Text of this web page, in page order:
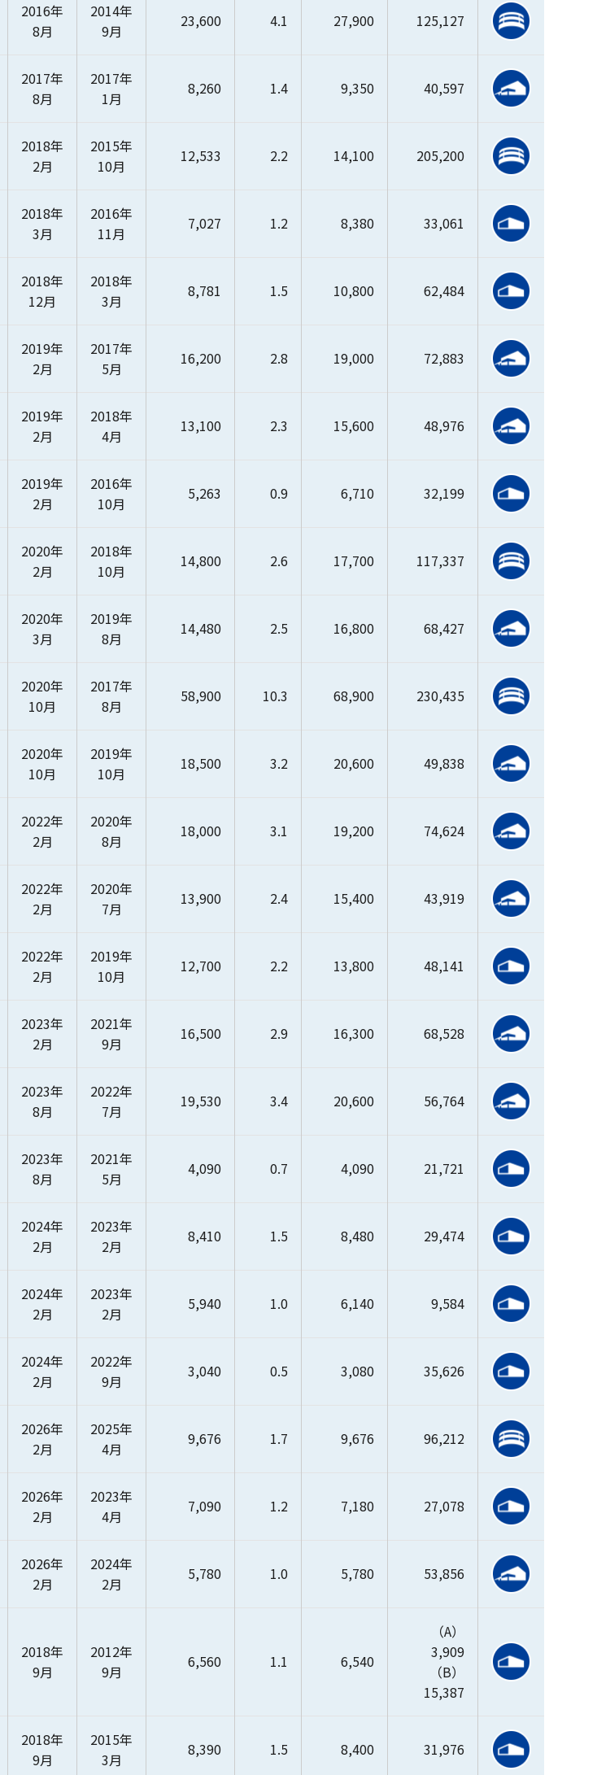
2016年
8月
2014年
9月
23,600 4.1 27,900 125,127
2017年
8月
2017年
1月
8,260 1.4 9,350 40,597
2018年
2月
2015年
10月
12,533 2.2 14,100 205,200
2018年
3月
2016年
11月
7,027 1.2 8,380 33,061
2018年
12月
2018年
3月
8,781 1.5 10,800 62,484
2019年
2月
2017年
5月
16,200 2.8 19,000 72,883
2019年
2月
2018年
4月
13,100 2.3 15,600 48,976
2019年
2月
2016年
10月
5,263 0.9 6,710 32,199
2020年
2月
2018年
10月
14,800 2.6 17,700 117,337
2020年
3月
2019年
8月
14,480 2.5 16,800 68,427
2020年
10月
2017年
8月
58,900 10.3 68,900 230,435
2020年
10月
2019年
10月
18,500 3.2 20,600 49,838
2022年
2月
2020年
8月
18,000 3.1 19,200 74,624
2022年
2月
2020年
7月
13,900 2.4 15,400 43,919
2022年
2月
2019年
10月
12,700 2.2 13,800 48,141
2023年
2月
2021年
9月
16,500 2.9 16,300 68,528
2023年
8月
2022年
7月
19,530 3.4 20,600 56,764
2023年
8月
2021年
5月
4,090 0.7 4,090 21,721
2024年
2月
2023年
2月
8,410 1.5 8,480 29,474
2024年
2月
2023年
2月
5,940 1.0 6,140 9,584
2024年
2月
2022年
9月
3,040 0.5 3,080 35,626
2026年
2月
2025年
4月
9,676 1.7 9,676 96,212
2026年
2月
2023年
4月
7,090 1.2 7,180 27,078
2026年
2月
2024年
2月
5,780 1.0 5,780 53,856
2018年
9月
2012年
9月
6,560 1.1 6,540
（A）
3,909
（B）
15,387
2018年
9月
2015年
3月
8,390 1.5 8,400 31,976